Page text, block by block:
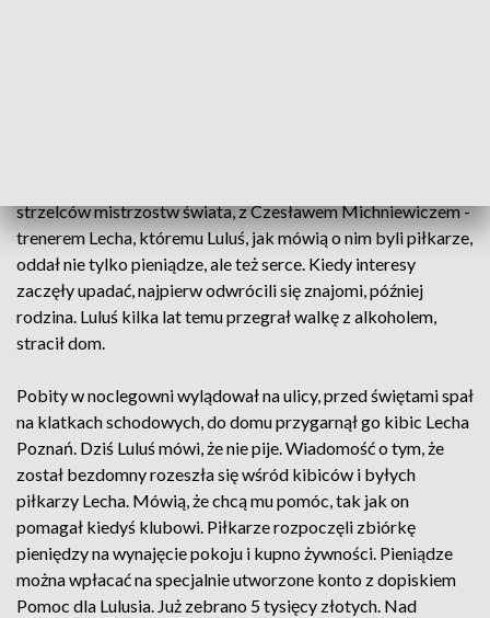
strzelców mistrzostw świata, z Czesławem Michniewiczem -
trenerem Lecha, któremu Luluś, jak mówią o nim byli piłkarze,
oddał nie tylko pieniądze, ale też serce. Kiedy interesy
zaczęły upadać, najpierw odwrócili się znajomi, później
rodzina. Luluś kilka lat temu przegrał walkę z alkoholem,
stracił dom.
Pobity w noclegowni wylądował na ulicy, przed świętami spał
na klatkach schodowych, do domu przygarnął go kibic Lecha
Poznań. Dziś Luluś mówi, że nie pije. Wiadomość o tym, że
został bezdomny rozeszła się wśród kibiców i byłych
piłkarzy Lecha. Mówią, że chcą mu pomóc, tak jak on
pomagał kiedyś klubowi. Piłkarze rozpoczęli zbiórkę
pieniędzy na wynajęcie pokoju i kupno żywności. Pieniądze
można wpłacać na specjalnie utworzone konto z dopiskiem
Pomoc dla Lulusia. Już zebrano 5 tysięcy złotych. Nad